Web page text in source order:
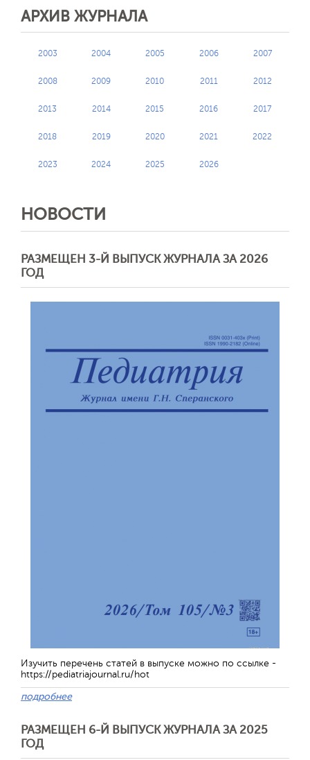
АРХИВ ЖУРНАЛА
2003 2004 2005 2006 2007
2008 2009 2010 2011 2012
2013 2014 2015 2016 2017
2018 2019 2020 2021 2022
2023 2024 2025 2026
НОВОСТИ
РАЗМЕЩЕН 3-Й ВЫПУСК ЖУРНАЛА ЗА 2026
ГОД
Изучить перечень статей в выпуске можно по ссылке -
https://pediatriajournal.ru/hot
подробнее
РАЗМЕЩЕН 6-Й ВЫПУСК ЖУРНАЛА ЗА 2025
ГОД